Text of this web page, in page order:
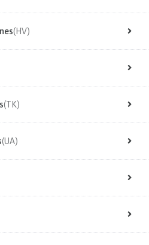
(HV)
(TK)
(UA)